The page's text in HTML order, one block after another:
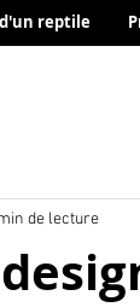
reptile
de lecture